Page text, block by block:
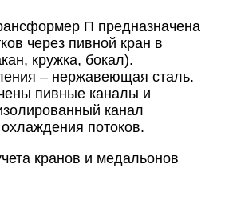
П предназначена
через пивной кран в
кружка, бокал).
– нержавеющая сталь.
пивные каналы и
канал
потоков.
кранов и медальонов